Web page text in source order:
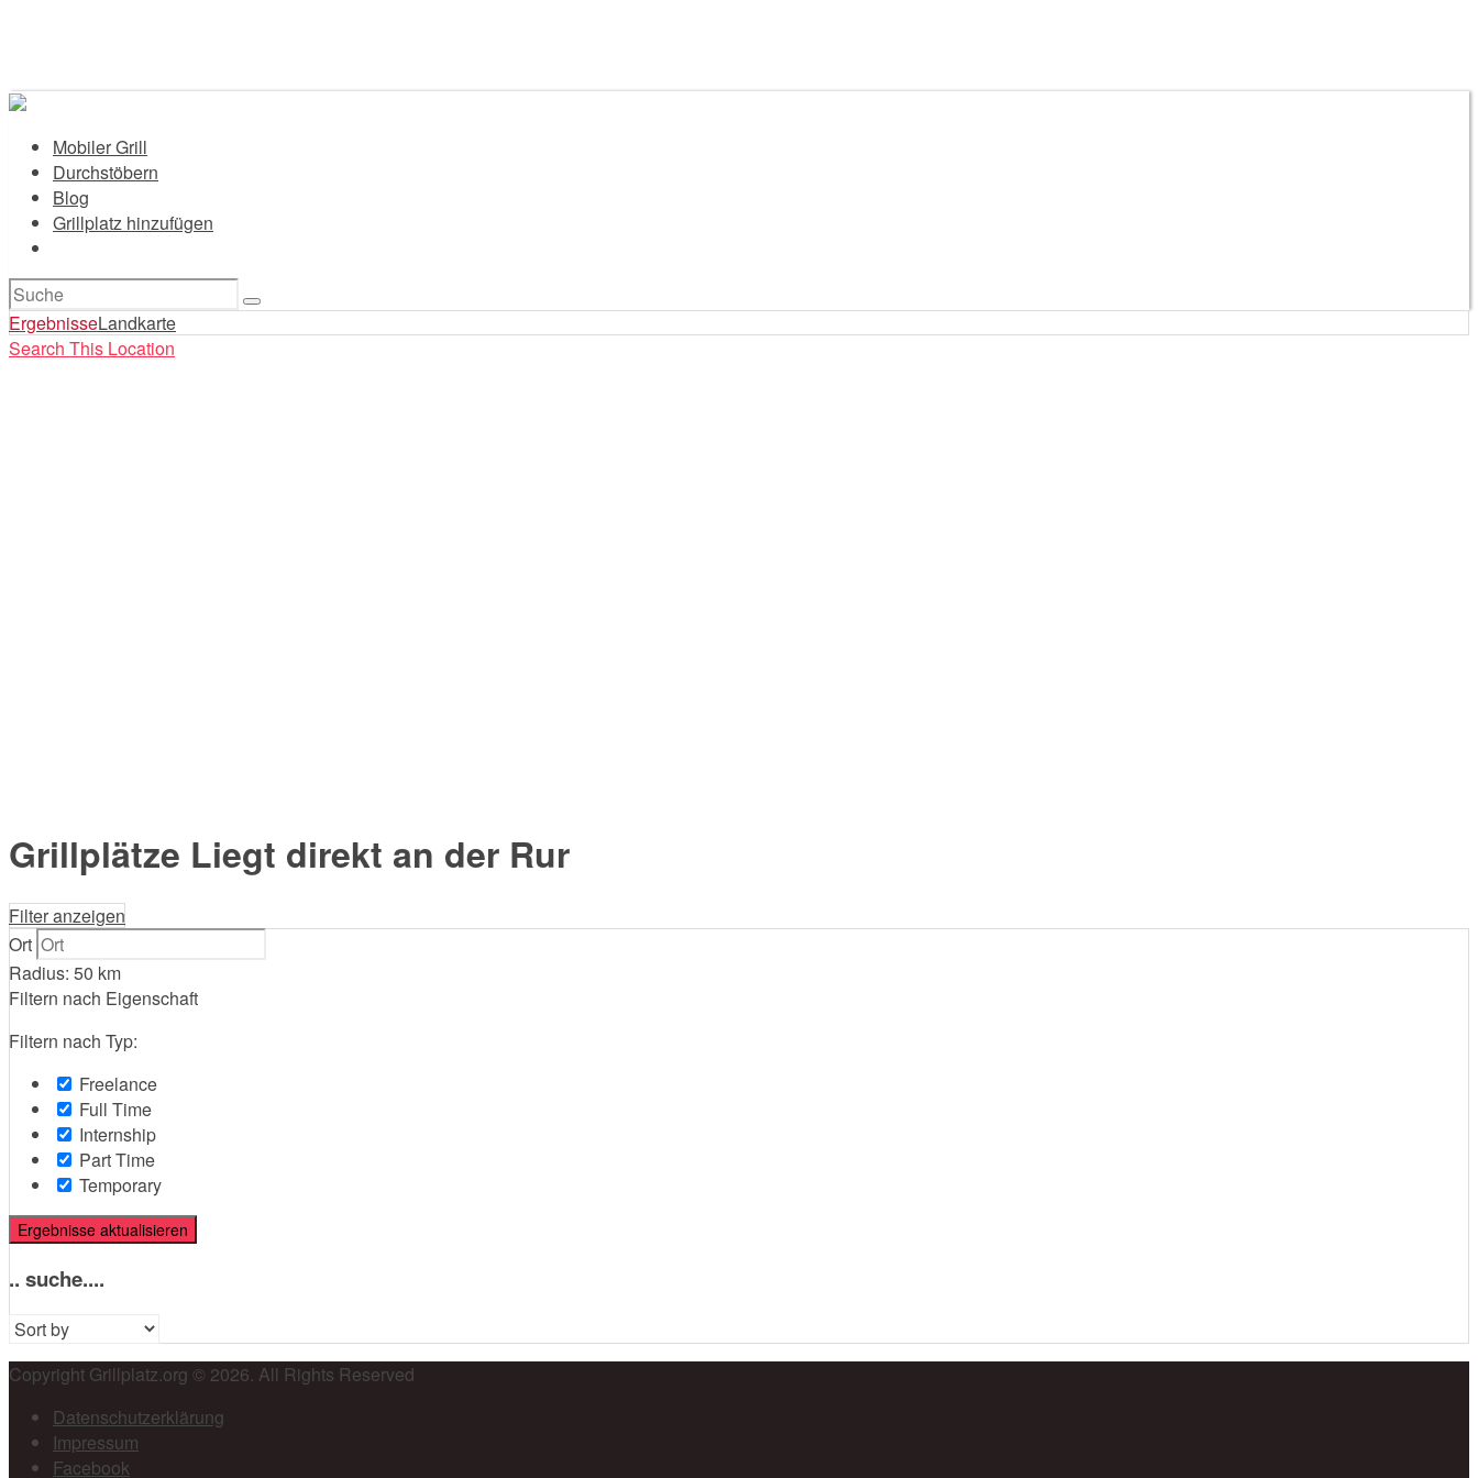
Mobiler Grill
Durchstöbern
Blog
Grillplatz hinzufügen
Suchen
nach:
ErgebnisseLandkarte
Search This Location
Grillplätze Liegt direkt an der Rur
Filter anzeigen
Ort
Radius: 50 km
Filtern nach Eigenschaft
Filtern nach Typ:
Freelance
Full Time
Internship
Part Time
Temporary
Ergebnisse aktualisieren
.. suche....
Sort
Copyright Grillplatz.org © 2026. All Rights Reserved
Datenschutzerklärung
Impressum
Facebook